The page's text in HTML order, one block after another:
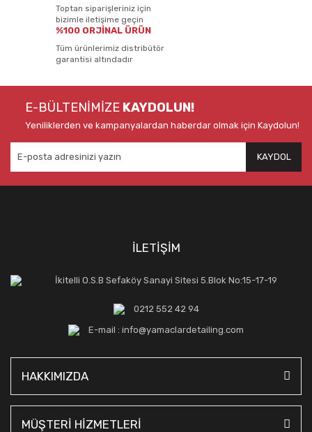
Toptan siparişleriniz için
bizimle iletişime geçin
%100 ORJİNAL ÜRÜN
Tüm ürünlerimiz distribütör
garantisi altındadır
E-BÜLTENİMİZE KAYDOLUN!
Yeniliklerden ve kampanyalardan haberdar olmak için Kaydolun!
KAYDOL
İLETİŞİM
İkitelli O.S.B Sefaköy Sanayi Sitesi 5.Blok No:15-17-19
0212 552 42 94
E-mail : info@yamaclardetailing.com
HAKKIMIZDA
MÜŞTERİ HİZMETLERİ